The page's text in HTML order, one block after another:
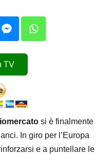
TV
si è finalmente
In giro per l’Europa
e a puntellare le